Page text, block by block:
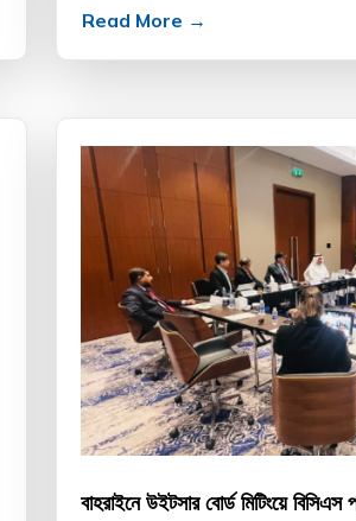
Read More →
বাহরাইনে উইটসার বোর্ড মিটিংয়ে